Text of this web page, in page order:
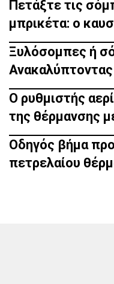
Πετάξτε τις
μπρικέτα: ο
Ξυλόσομπες ή
Ο ρυθμιστής
της θέρμανσης
Οδηγός βήμα
πετρελαίου